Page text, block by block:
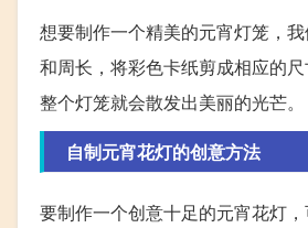
想要制作一个精美的元宵灯笼，
和周长，将彩色卡纸剪成相应的
整个灯笼就会散发出美丽的光芒。
自制元宵花灯的创意方法
要制作一个创意十足的元宵花灯